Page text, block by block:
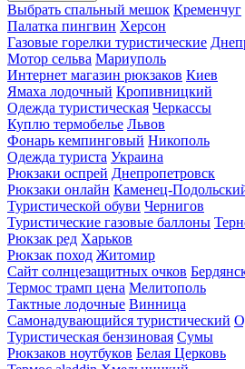
Выбрать спальный мешок Кременчуг
Палатка пингвин Херсон
Газовые горелки туристические
Мотор сельва Мариуполь
Интернет магазин рюкзаков Киев
Ямаха лодочный Кропивницкий
Одежда туристическая Черкассы
Куплю термобелье Львов
Фонарь кемпинговый Никополь
Одежда туриста Украина
Рюкзаки оспрей Днепропетровск
Рюкзаки онлайн Каменец-
Туристической обуви Чернигов
Туристические газовые баллоны
Рюкзак ред Харьков
Рюкзак поход Житомир
Сайт солнцезащитных очков
Термос трамп цена Мелитополь
Тактные лодочные Винница
Самонадувающийся туристический
Туристическая бензиновая Сумы
Рюкзаков ноутбуков Белая Церковь